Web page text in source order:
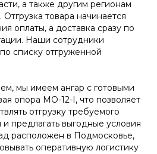
а также другим регионам
товара начинается
оплаты, а доставка сразу по
Наши сотрудники
списку отгруженной
мы имеем ангар с готовыми
опора МО-12-I, что позволяет
отгрузку требуемого
предлагать выгодные условия
расположен в Подмосковье,
оперативную логистику